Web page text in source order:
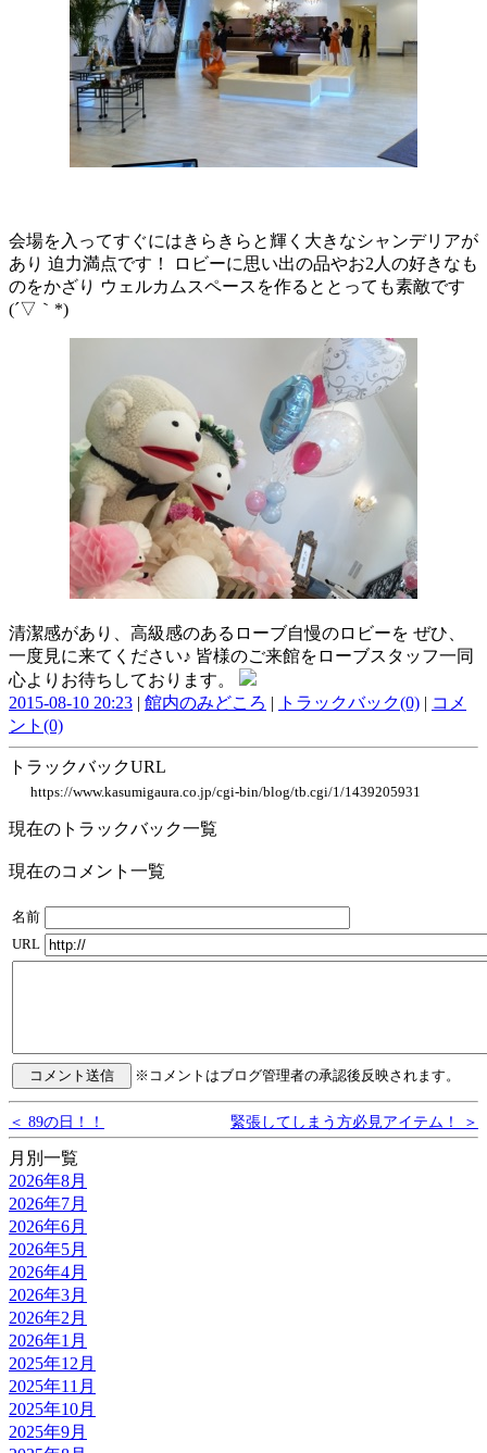
会場を入ってすぐにはきらきらと輝く大きなシャンデリアが
あり 迫力満点です！ ロビーに思い出の品やお2人の好きなも
のをかざり ウェルカムスペースを作るととっても素敵です
(´▽｀*)
清潔感があり、高級感のあるローブ自慢のロビーを ぜひ、
一度見に来てください♪ 皆様のご来館をローブスタッフ一同
心よりお待ちしております。
2015-08-10 20:23 | 館内のみどころ | トラックバック(0) | コメ
ント(0)
トラックバックURL
https://www.kasumigaura.co.jp/cgi-bin/blog/tb.cgi/1/1439205931
現在のトラックバック一覧
現在のコメント一覧
名前
URL
※コメントはブログ管理者の承認後反映されます。
＜ 89の日！！ 緊張してしまう方必見アイテム！ ＞
月別一覧
2026年8月
2026年7月
2026年6月
2026年5月
2026年4月
2026年3月
2026年2月
2026年1月
2025年12月
2025年11月
2025年10月
2025年9月